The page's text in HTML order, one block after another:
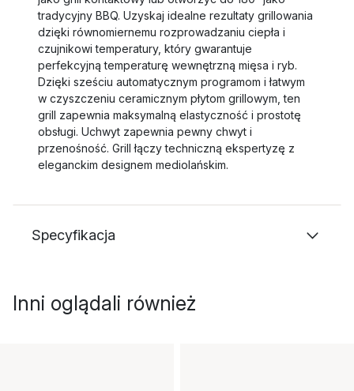
tradycyjny BBQ. Uzyskaj idealne rezultaty grillowania
dzięki równomiernemu rozprowadzaniu ciepła i
czujnikowi temperatury, który gwarantuje
perfekcyjną temperaturę wewnętrzną mięsa i ryb.
Dzięki sześciu automatycznym programom i łatwym
w czyszczeniu ceramicznym płytom grillowym, ten
grill zapewnia maksymalną elastyczność i prostotę
obsługi. Uchwyt zapewnia pewny chwyt i
przenośność. Grill łączy techniczną ekspertyzę z
eleganckim designem mediolańskim.
Specyfikacja
Inni oglądali również